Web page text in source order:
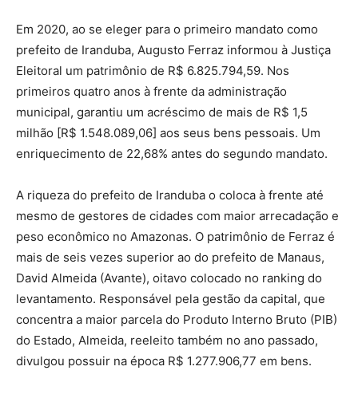
Em 2020, ao se eleger para o primeiro mandato como
prefeito de Iranduba, Augusto Ferraz informou à Justiça
Eleitoral um patrimônio de R$ 6.825.794,59. Nos
primeiros quatro anos à frente da administração
municipal, garantiu um acréscimo de mais de R$ 1,5
milhão [R$ 1.548.089,06] aos seus bens pessoais. Um
enriquecimento de 22,68% antes do segundo mandato.
A riqueza do prefeito de Iranduba o coloca à frente até
mesmo de gestores de cidades com maior arrecadação e
peso econômico no Amazonas. O patrimônio de Ferraz é
mais de seis vezes superior ao do prefeito de Manaus,
David Almeida (Avante), oitavo colocado no ranking do
levantamento. Responsável pela gestão da capital, que
concentra a maior parcela do Produto Interno Bruto (PIB)
do Estado, Almeida, reeleito também no ano passado,
divulgou possuir na época R$ 1.277.906,77 em bens.